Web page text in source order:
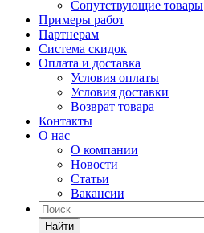
Сопутствующие товары
Примеры работ
Партнерам
Система скидок
Оплата и доставка
Условия оплаты
Условия доставки
Возврат товара
Контакты
О нас
О компании
Новости
Статьи
Вакансии
Найти